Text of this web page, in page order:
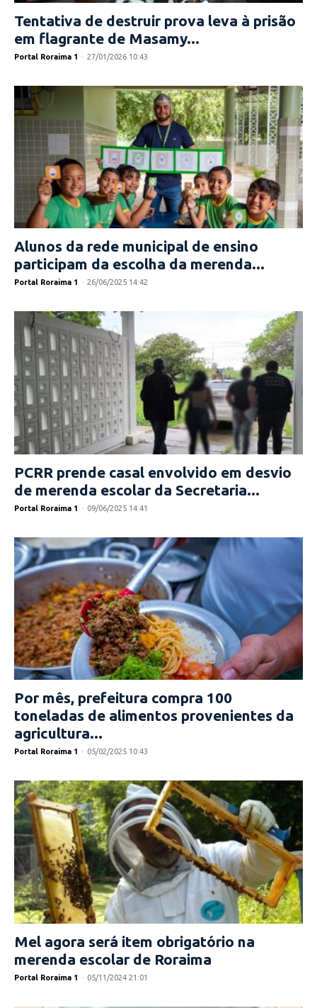
Tentativa de destruir prova leva à prisão
em flagrante de Masamy...
Portal Roraima 1 - 27/01/2026 10:43
Alunos da rede municipal de ensino
participam da escolha da merenda...
Portal Roraima 1 - 26/06/2025 14:42
PCRR prende casal envolvido em desvio
de merenda escolar da Secretaria...
Portal Roraima 1 - 09/06/2025 14:41
Por mês, prefeitura compra 100
toneladas de alimentos provenientes da
agricultura...
Portal Roraima 1 - 05/02/2025 10:43
Mel agora será item obrigatório na
merenda escolar de Roraima
Portal Roraima 1 - 05/11/2024 21:01